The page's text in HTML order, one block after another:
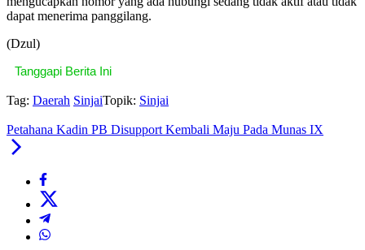
dapat menerima panggilang.
(Dzul)
Tanggapi Berita Ini
Tag: Daerah SinjaiTopik: Sinjai
Petahana Kadin PB Disupport Kembali Maju Pada Munas IX